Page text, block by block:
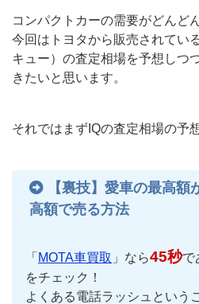
コンパクトカーの需要がどんど
今回はトヨタから販売されてい
キュー）の査定相場を予想しつ
きたいと思います。
それではまずIQの査定相場の予
【裏技】愛車の最高
高額で売る方法
「 MOTA車買取 」なら45秒で
をチェック！
よくある電話ラッシュという